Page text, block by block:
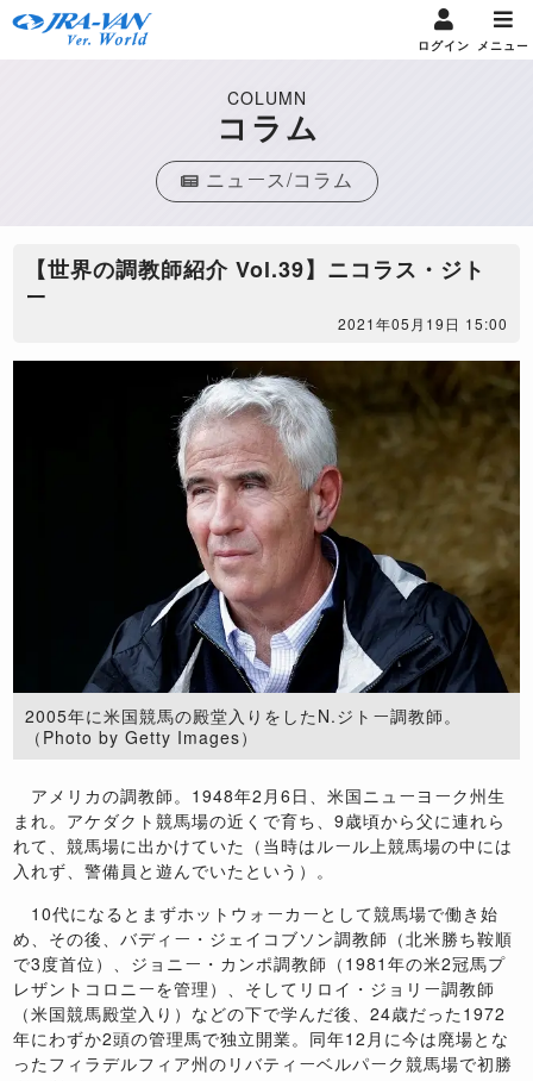
ログイン メニュー
COLUMN
コラム
ニュース/コラム
【世界の調教師紹介 Vol.39】ニコラス・ジト
ー
2021年05月19日 15:00
2005年に米国競馬の殿堂入りをしたN.ジトー調教師。
（Photo by Getty Images）
アメリカの調教師。1948年2月6日、米国ニューヨーク州生
まれ。アケダクト競馬場の近くで育ち、9歳頃から父に連れら
れて、競馬場に出かけていた（当時はルール上競馬場の中には
入れず、警備員と遊んでいたという）。
10代になるとまずホットウォーカーとして競馬場で働き始
め、その後、バディー・ジェイコブソン調教師（北米勝ち鞍順
で3度首位）、ジョニー・カンポ調教師（1981年の米2冠馬プ
レザントコロニーを管理）、そしてリロイ・ジョリー調教師
（米国競馬殿堂入り）などの下で学んだ後、24歳だった1972
年にわずか2頭の管理馬で独立開業。同年12月に今は廃場とな
ったフィラデルフィア州のリバティーベルパーク競馬場で初勝